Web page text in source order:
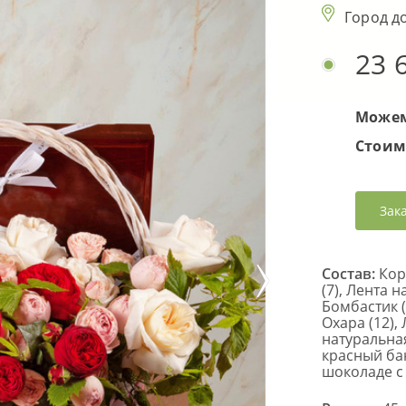
Город
23
Состав:
(7), Лента
Бомбастик
Охара (12),
красный
шоколаде